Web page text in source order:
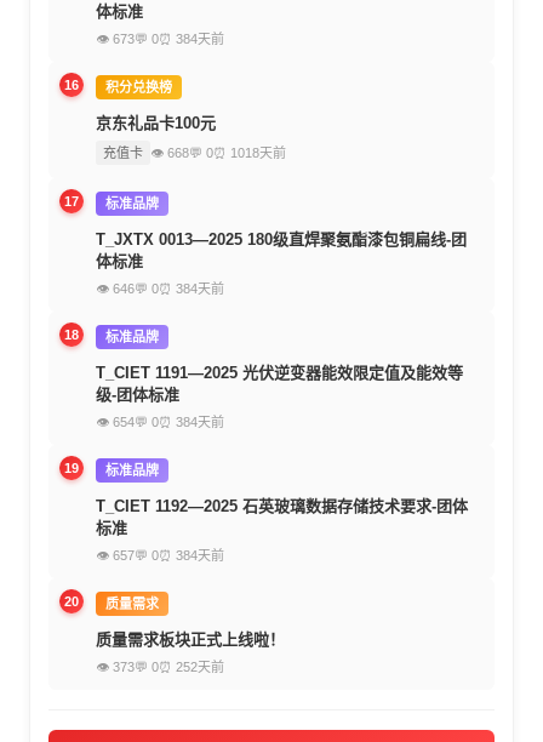
体标准
👁 673💬 0⏰ 384天前
16 积分兑换榜
京东礼品卡100元
充值卡 👁 668💬 0⏰ 1018天前
17 标准品牌
T_JXTX 0013—2025 180级直焊聚氨酯漆包铜扁线-团
体标准
👁 646💬 0⏰ 384天前
18 标准品牌
T_CIET 1191—2025 光伏逆变器能效限定值及能效等
级-团体标准
👁 654💬 0⏰ 384天前
19 标准品牌
T_CIET 1192—2025 石英玻璃数据存储技术要求-团体
标准
👁 657💬 0⏰ 384天前
20 质量需求
质量需求板块正式上线啦！
👁 373💬 0⏰ 252天前